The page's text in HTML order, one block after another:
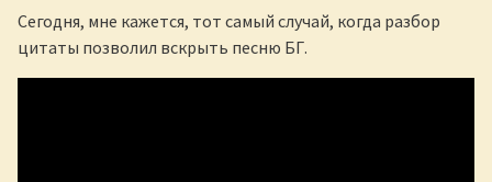
Сегодня, мне кажется, тот самый случай, когда разбор
цитаты позволил вскрыть песню БГ.